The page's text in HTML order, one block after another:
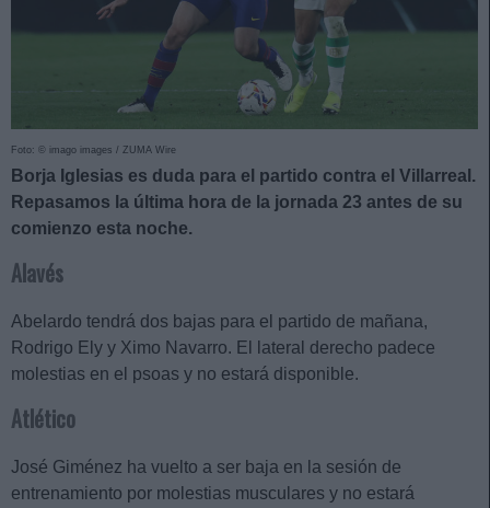
Foto: © imago images / ZUMA Wire
Borja Iglesias es duda para el partido contra el Villarreal.
Repasamos la última hora de la jornada 23 antes de su
comienzo esta noche.
Alavés
Abelardo tendrá dos bajas para el partido de mañana,
Rodrigo Ely y Ximo Navarro. El lateral derecho padece
molestias en el psoas y no estará disponible.
Atlético
José Giménez ha vuelto a ser baja en la sesión de
entrenamiento por molestias musculares y no estará